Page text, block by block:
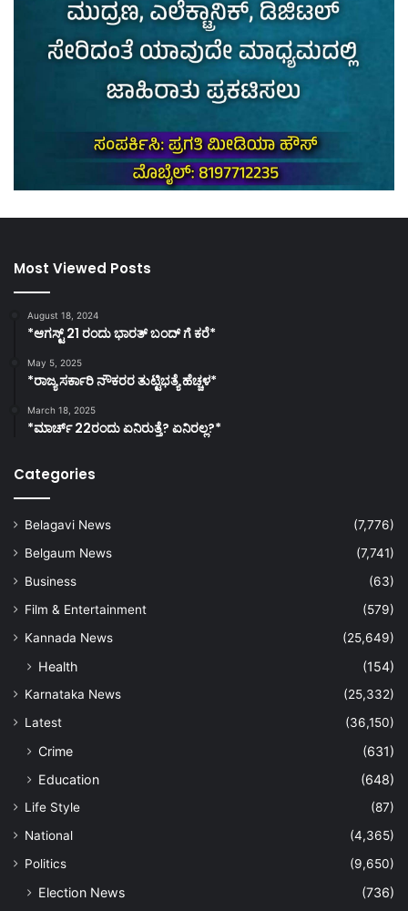
Most Viewed Posts
August 18, 2024
*ಆಗಸ್ಟ್ 21 ರಂದು ಭಾರತ್‌ ಬಂದ್‌ ಗೆ ಕರೆ*
May 5, 2025
*ರಾಜ್ಯ ಸರ್ಕಾರಿ ನೌಕರರ ತುಟ್ಟಿಭತ್ಯೆ ಹೆಚ್ಚಳ*
March 18, 2025
*ಮಾರ್ಚ್ 22ರಂದು ಏನಿರುತ್ತೆ? ಏನಿರಲ್ಲ?*
Categories
Belagavi News
(7,776)
Belgaum News
(7,741)
Business
(63)
Film & Entertainment
(579)
Kannada News
(25,649)
Health (154)
Karnataka News
(25,332)
Latest
(36,150)
Crime
(631)
Education
(648)
Life Style
(87)
National
(4,365)
Politics
(9,650)
Election News (736)